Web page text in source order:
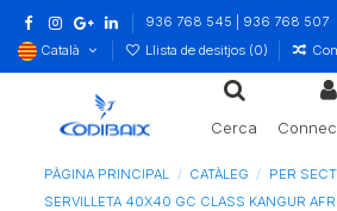
936 768 545 | 936 768 507
Català
Llista de desitjos (0)
Cerca
PÀGINA PRINCIPAL CATÀLEG
PER
SERVILLETA 40X40 GC CLASS KANGUR